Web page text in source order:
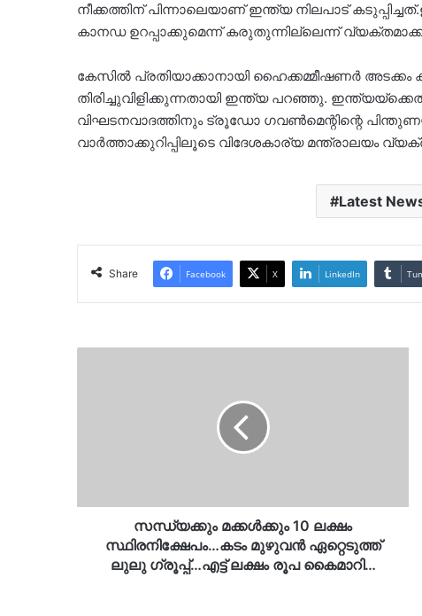
നീക്കത്തിന് പിന്നാലെയാണ് ഇന്ത്യ നിലപാട്
കാനഡ ഉറപ്പാക്കുമെന്ന് കരുതുന്നില്ലെന്ന്
കേസിൽ പ്രതിയാക്കാനായി ഹൈക്കമ്മീഷണർ
തിരിച്ചുവിളിക്കുന്നതായി ഇന്ത്യ പറഞ്ഞു.
വിഘടനവാദത്തിനും ട്രൂഡോ ഗവണ്‍മെന്റിന്റെ
വാർത്താക്കുറിപ്പിലൂടെ വിദേശകാര്യ മന്ത്രാലയം
Latest
Share Facebook X LinkedIn
ലുലു
സന്ധ്യക്കും മക്കൾക്കും 10 ലക്ഷം
സ്ഥിരനിക്ഷേപം…കടം മുഴുവൻ ഏറ്റെടുത്ത്
ലുലു ഗ്രൂപ്പ്…എട്ട് ലക്ഷം രൂപ കൈമാറി…